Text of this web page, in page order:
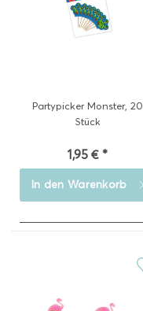
Partypicker Monster, 20
Stück
1,95 € *
In den Warenkorb